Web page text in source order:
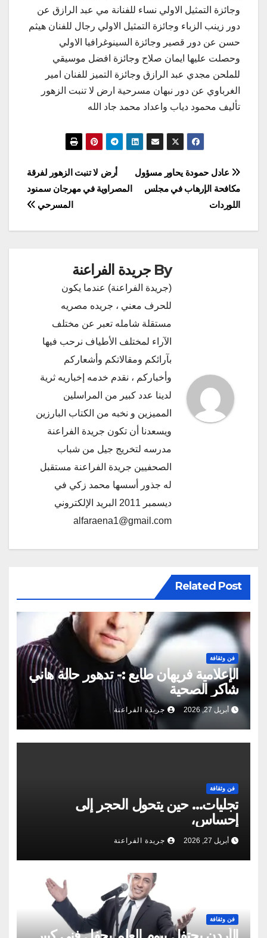
وجائزة التمثيل الاولي نساء للفنانة مي عبد الرازق عن
دور زينب الزباء وجائزة التمثيل الاولي رجال للفنان هيثم
حسن عن دور قصير وجائزة السينوغرافيا الاولي
وحصلت عليها ايمان صلاح وجائزة افضل موسيقي
للملحن مجدي عبد الرازق وجائزة التميز للفنان امير
الغرباوي عن دور نبهان مسرحية ارض لا تنبت الزهور
تأليف محمود دياب واعداد محمد جاد الله
تصفّح
المقالات
أرض لا تنبت الزهور لفرقة
المصراوية في مهرجان سمنود
المسرحي
عادل حمودة يحاور مسؤول
مكافحة الإرهاب في مجلس
اللوردات
By جريدة الفراعنة
(جريدة الفراعنة) عندما يكون
للحرف معني ، جريده مصريه
مستقلة شامله تعبر عن مختلف
الآراء لمختلف الأطياف نرحب فيها
بآرائكم ومقالاتكم وأشعاركم
وأخباركم ، نقدم خدمه إخباريه ثرية
لدينا عدد كبير من المراسلين
المميزين و نخبه من الكتاب البارزين
ويسعدنا أن تكون جريدة الفراعنة
مدرسه لتخريج جيل من شباب
الصحفيين جريدة الفراعنة مستقبل
له جذور أسسها محمد زكي في
ديسمبر 2011 البريد الإلكتروني
alfaraena1@gmail.com
Related Post
فن وثقافة
الإعلامية فريهان طايع :- تدهور حالة هاني
شاكر الصحية
أبريل 27, 2026 جريدة الفراعنة
فن وثقافة
تجليات… حين يتحول الحجر إلى
إحساس،
أبريل 27, 2026 جريدة الفراعنة
فن وثقافة